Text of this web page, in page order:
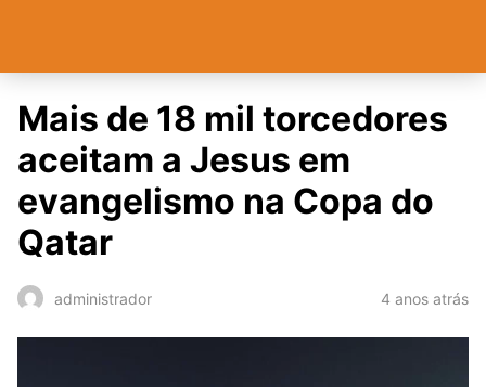
Mais de 18 mil torcedores
aceitam a Jesus em
evangelismo na Copa do
Qatar
administrador 4 anos atrás